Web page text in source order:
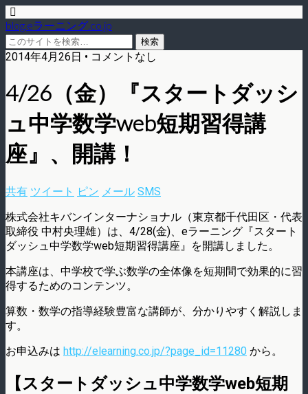
blog.eラーニング.co.jp
2014年4月26日 • コメントなし
4/26（金）『スタートダッシ
ュ中学数学web短期習得講
座』、開講！
共有 ツイート ピン メール SMS
株式会社キバンインターナショナル（東京都千代田区・代表
取締役 中村央理雄）は、4/28(金)、eラーニング『スタート
ダッシュ中学数学web短期習得講座』を開講しました。
本講座は、中学校で学ぶ数学の全体像を短期間で効果的に習
得するためのコンテンツ。
算数・数学の指導経験豊富な講師が、分かりやすく解説しま
す。
お申込みは http://elearning.co.jp/?page_id=11280 から。
【スタートダッシュ中学数学web短期